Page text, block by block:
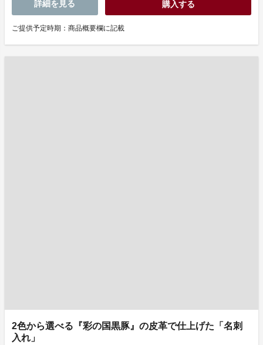
詳細を見る 購入する
ご提供予定時期：商品概要欄に記載
2色から選べる『彩の国黒豚』の皮革で仕上げた「名刺
入れ」